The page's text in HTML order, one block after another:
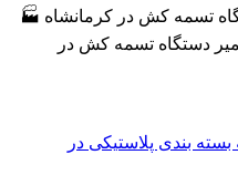
تسمه کش در کرمانشاه 🏭
دستگاه‌ تسمه‌ کش در